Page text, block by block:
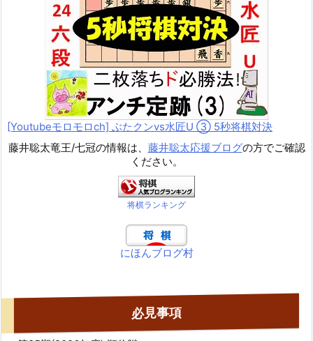
[Youtubeモロモロch] ぶたクンvs水匠U ③ 5秒将棋対決
藤井聡太竜王/七冠の情報は、 藤井聡太応援ブログの方でご確認
ください。
将棋ランキング
にほんブログ村
必見事項